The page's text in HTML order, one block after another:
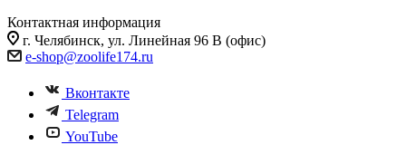
Контактная информация
г. Челябинск, ул. Линейная 96 В (офис)
e-shop@zoolife174.ru
Вконтакте
Telegram
YouTube